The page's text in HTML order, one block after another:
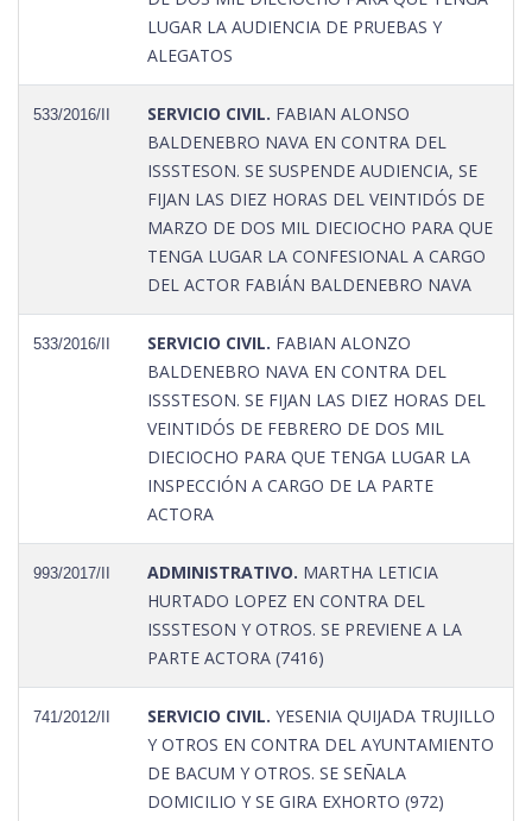
LUGAR LA AUDIENCIA DE PRUEBAS Y
ALEGATOS
533/2016/II SERVICIO CIVIL. FABIAN ALONSO
BALDENEBRO NAVA EN CONTRA DEL
ISSSTESON. SE SUSPENDE AUDIENCIA, SE
FIJAN LAS DIEZ HORAS DEL VEINTIDÓS DE
MARZO DE DOS MIL DIECIOCHO PARA QUE
TENGA LUGAR LA CONFESIONAL A CARGO
DEL ACTOR FABIÁN BALDENEBRO NAVA
533/2016/II SERVICIO CIVIL. FABIAN ALONZO
BALDENEBRO NAVA EN CONTRA DEL
ISSSTESON. SE FIJAN LAS DIEZ HORAS DEL
VEINTIDÓS DE FEBRERO DE DOS MIL
DIECIOCHO PARA QUE TENGA LUGAR LA
INSPECCIÓN A CARGO DE LA PARTE
ACTORA
993/2017/II ADMINISTRATIVO. MARTHA LETICIA
HURTADO LOPEZ EN CONTRA DEL
ISSSTESON Y OTROS. SE PREVIENE A LA
PARTE ACTORA (7416)
741/2012/II SERVICIO CIVIL. YESENIA QUIJADA TRUJILLO
Y OTROS EN CONTRA DEL AYUNTAMIENTO
DE BACUM Y OTROS. SE SEÑALA
DOMICILIO Y SE GIRA EXHORTO (972)